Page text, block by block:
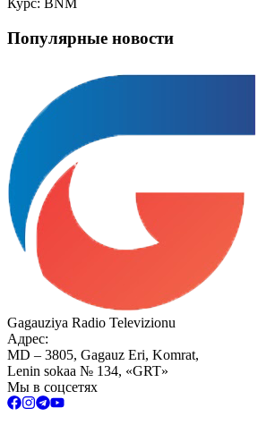
Курс: BNM
Популярные новости
Gagauziya Radio Televizionu
Адрес:
MD – 3805, Gagauz Eri, Komrat,
Lenin sokaa № 134, «GRT»
Мы в соцсетях